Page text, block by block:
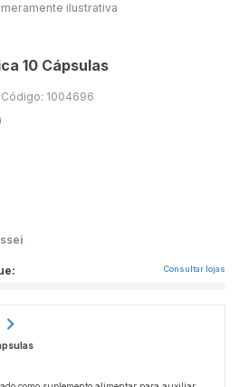
ilustrativa
10 Cápsulas
Código: 1004696
Consultar lojas